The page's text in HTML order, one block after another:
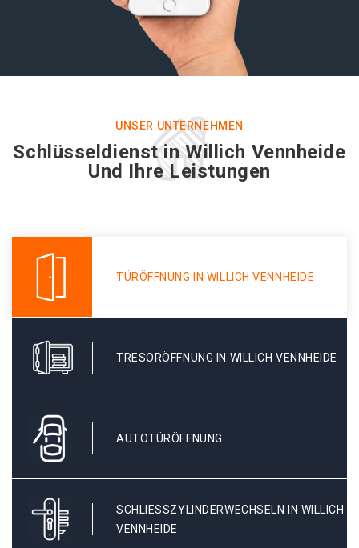
UNSER UNTERNEHMEN
Schlüsseldienst in Willich Vennheide
Und Ihre Leistungen
TÜRÖFFNUNG IN WILLICH VENNHEIDE
TRESORÖFFNUNG IN WILLICH VENNHEIDE
AUTOTÜRÖFFNUNG
SCHLIESSZYLINDERWECHSELN IN WILLICH V
ENNHEIDE